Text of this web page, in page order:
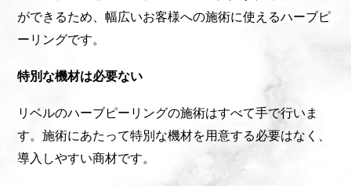
ができるため、幅広いお客様への施術に使えるハーブピ
ーリングです。
特別な機材は必要ない
リベルのハーブピーリングの施術はすべて手で行いま
す。施術にあたって特別な機材を用意する必要はなく、
導入しやすい商材です。